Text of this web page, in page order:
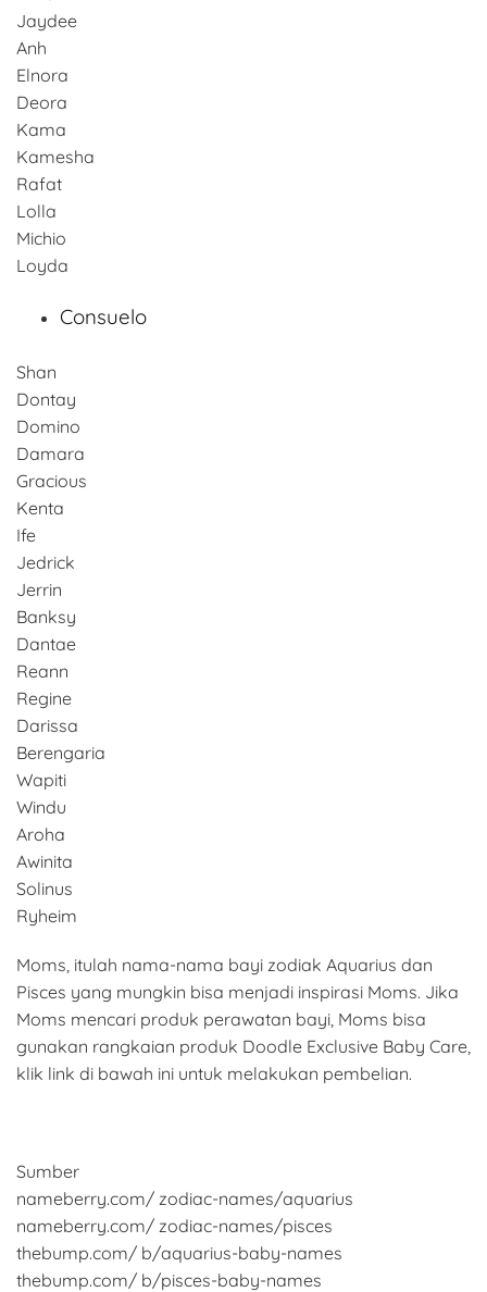
Jaydee
Anh
Elnora
Deora
Kama
Kamesha
Rafat
Lolla
Michio
Loyda
Consuelo
Shan
Dontay
Domino
Damara
Gracious
Kenta
Ife
Jedrick
Jerrin
Banksy
Dantae
Reann
Regine
Darissa
Berengaria
Wapiti
Windu
Aroha
Awinita
Solinus
Ryheim
Moms, itulah nama-nama bayi zodiak Aquarius dan
Pisces yang mungkin bisa menjadi inspirasi Moms. Jika
Moms mencari produk perawatan bayi, Moms bisa
gunakan rangkaian produk Doodle Exclusive Baby Care,
klik link di bawah ini untuk melakukan pembelian.
Sumber
nameberry.com/ zodiac-names/aquarius
nameberry.com/ zodiac-names/pisces
thebump.com/ b/aquarius-baby-names
thebump.com/ b/pisces-baby-names